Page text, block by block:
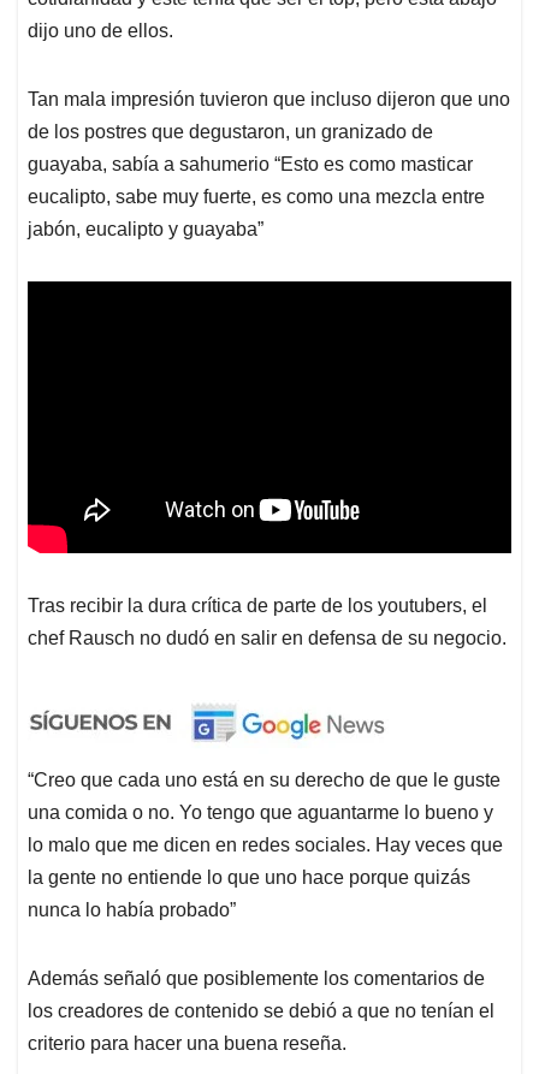
dijo uno de ellos.
Tan mala impresión tuvieron que incluso dijeron que uno
de los postres que degustaron, un granizado de
guayaba, sabía a sahumerio “Esto es como masticar
eucalipto, sabe muy fuerte, es como una mezcla entre
jabón, eucalipto y guayaba”
Tras recibir la dura crítica de parte de los youtubers, el
chef Rausch no dudó en salir en defensa de su negocio.
“Creo que cada uno está en su derecho de que le guste
una comida o no. Yo tengo que aguantarme lo bueno y
lo malo que me dicen en redes sociales. Hay veces que
la gente no entiende lo que uno hace porque quizás
nunca lo había probado”
Además señaló que posiblemente los comentarios de
los creadores de contenido se debió a que no tenían el
criterio para hacer una buena reseña.